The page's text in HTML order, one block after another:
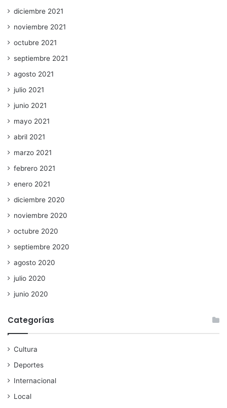
diciembre 2021
noviembre 2021
octubre 2021
septiembre 2021
agosto 2021
julio 2021
junio 2021
mayo 2021
abril 2021
marzo 2021
febrero 2021
enero 2021
diciembre 2020
noviembre 2020
octubre 2020
septiembre 2020
agosto 2020
julio 2020
junio 2020
Categorías
Cultura
Deportes
Internacional
Local